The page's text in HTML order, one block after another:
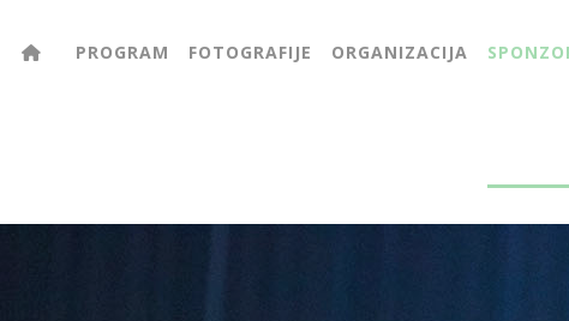
PROGRAM FOTOGRAFIJE ORGANIZACIJA